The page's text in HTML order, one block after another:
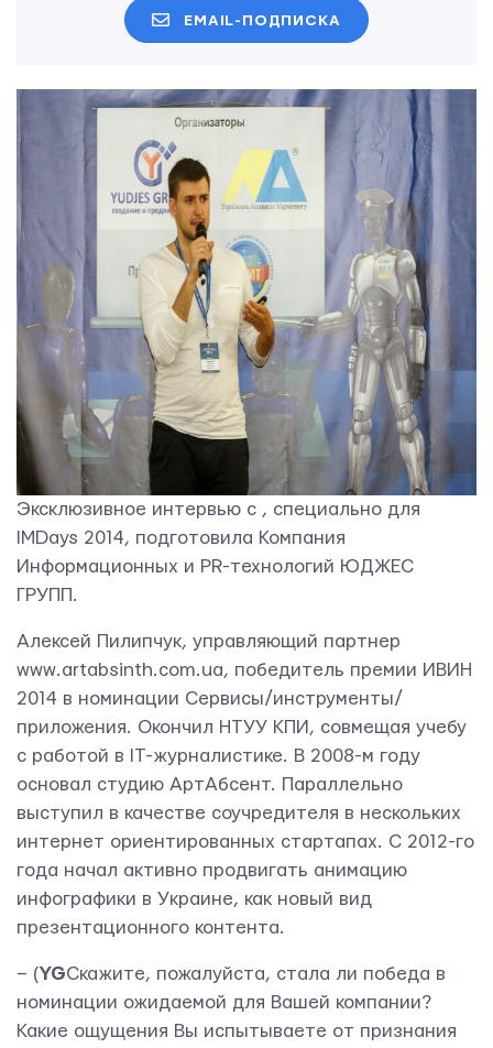
EMAIL-ПОДПИСКА
Эксклюзивное интервью c , специально для
IMDays 2014, подготовила Компания
Информационных и PR-технологий ЮДЖЕС
ГРУПП.
Алексей Пилипчук, управляющий партнер
www.artabsinth.com.ua, победитель премии ИВИН
2014 в номинации Сервисы/инструменты/
приложения. Окончил НТУУ КПИ, совмещая учебу
с работой в IT-журналистике. В 2008-м году
основал студию АртАбсент. Параллельно
выступил в качестве соучредителя в нескольких
интернет ориентированных стартапах. С 2012-го
года начал активно продвигать анимацию
инфографики в Украине, как новый вид
презентационного контента.
– (YGСкажите, пожалуйста, стала ли победа в
номинации ожидаемой для Вашей компании?
Какие ощущения Вы испытываете от признания